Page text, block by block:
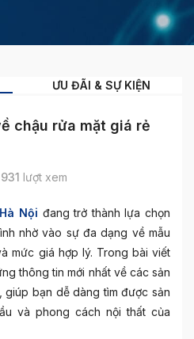
ƯU ĐÃI & SỰ KIỆN
chậu rửa mặt giá rẻ
931 lượt xem
Nội đang trở thành lựa chọn
nhờ vào sự đa dạng về mẫu
mức giá hợp lý. Trong bài viết
thông tin mới nhất về các sản
giúp bạn dễ dàng tìm được sản
và phong cách nội thất của